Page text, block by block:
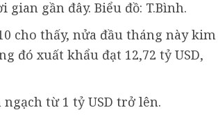
gần đây. Biểu đồ: T.Bình.
cho thấy, nửa đầu tháng này kim
đó xuất khẩu đạt 12,72 tỷ USD,
từ 1 tỷ USD trở lên.